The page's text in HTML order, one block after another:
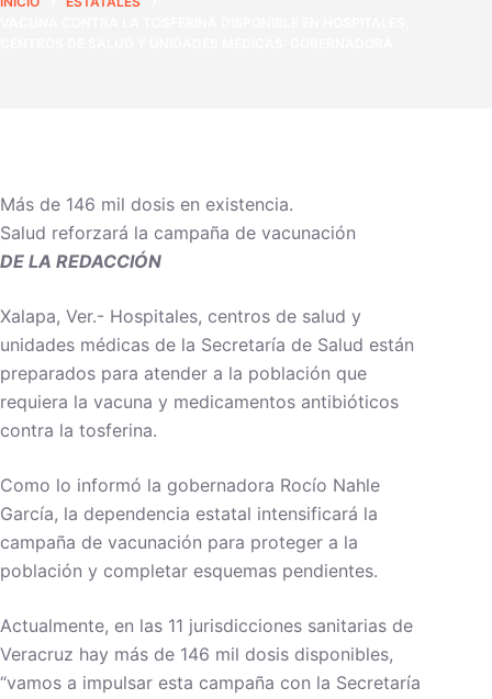
Más de 146 mil dosis en existencia.
Salud reforzará la campaña de vacunación
DE LA REDACCIÓN
Xalapa, Ver.- Hospitales, centros de salud y
unidades médicas de la Secretaría de Salud están
preparados para atender a la población que
requiera la vacuna y medicamentos antibióticos
contra la tosferina.
Como lo informó la gobernadora Rocío Nahle
García, la dependencia estatal intensificará la
campaña de vacunación para proteger a la
población y completar esquemas pendientes.
Actualmente, en las 11 jurisdicciones sanitarias de
Veracruz hay más de 146 mil dosis disponibles,
“vamos a impulsar esta campaña con la Secretaría